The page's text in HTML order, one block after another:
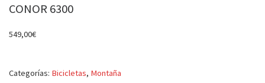
CONOR 6300
549,00€
Categorías: Bicicletas, Montaña